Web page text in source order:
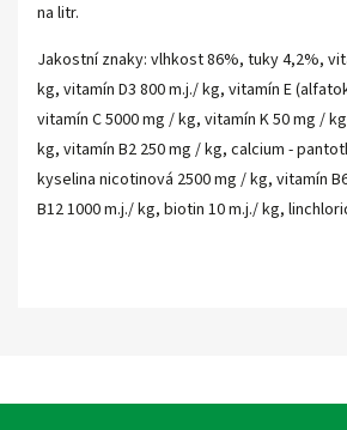
na litr.
Jakostní znaky: vlhkost 86%, tuky 4,2%,
kg, vitamín D3 800 m.j./ kg, vitamín E
vitamín C 5000 mg / kg, vitamín K 50 mg /
kg, vitamín B2 250 mg / kg, calcium -
kyselina nicotinová 2500 mg / kg, vitamín
B12 1000 m.j./ kg, biotin 10 m.j./ kg,